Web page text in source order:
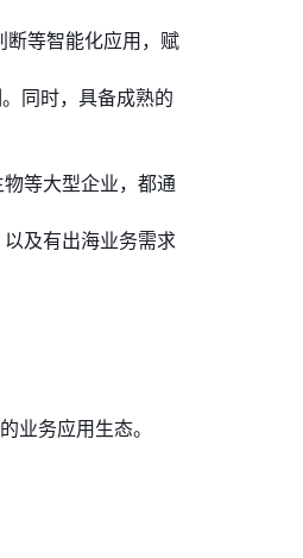
断等智能化应用，赋
同时，具备成熟的
等大型企业，都通
及有出海业务需求
业务应用生态。